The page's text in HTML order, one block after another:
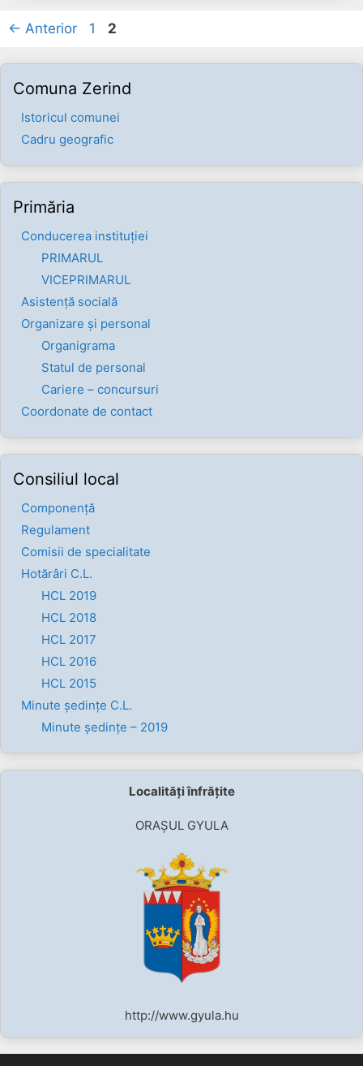
← Anterior Pagina
1 Pagina
2
Comuna Zerind
Istoricul comunei
Cadru geografic
Primăria
Conducerea instituției
PRIMARUL
VICEPRIMARUL
Asistență socială
Organizare și personal
Organigrama
Statul de personal
Cariere – concursuri
Coordonate de contact
Consiliul local
Componenţă
Regulament
Comisii de specialitate
Hotărâri C.L.
HCL 2019
HCL 2018
HCL 2017
HCL 2016
HCL 2015
Minute ședințe C.L.
Minute ședințe – 2019
Localități înfrățite
ORAȘUL GYULA
http://www.gyula.hu